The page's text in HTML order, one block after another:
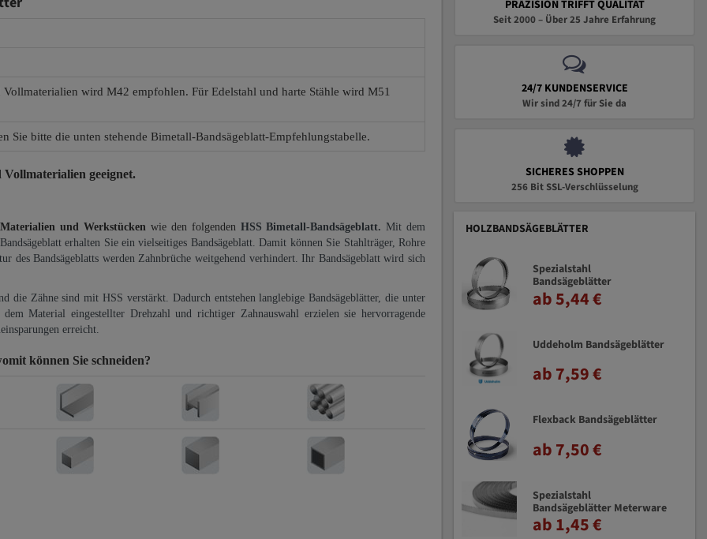
wird M42 empfohlen. Für Edelstahl und harte Stähle wird M51
Sie bitte die unten stehende Bimetall-Bandsägeblatt-Empfehlungstabelle.
geeignet.
und Werkstücken wie den folgenden HSS Bimetall-Bandsägeblatt. Mit dem
erhalten Sie ein vielseitiges Bandsägeblatt. Damit können Sie Stahlträger, Rohre
des Bandsägeblatts werden Zahnbrüche weitgehend verhindert. Ihr Bandsägeblatt wird sich
die Zähne sind mit HSS verstärkt. Dadurch entstehen langlebige Bandsägeblätter, die unter
Material eingestellter Drehzahl und richtiger Zahnauswahl erzielen sie hervorragende
erreicht.
können Sie schneiden?
PRÄZISION TRIFFT QUALITÄT
Seit 2000 – Über 25 Jahre Erfahrung
24/7 KUNDENSERVICE
Wir sind 24/7 für Sie da
SICHERES SHOPPEN
256 Bit SSL-Verschlüsselung
HOLZBANDSÄGEBLÄTTER
Spezialstahl
Bandsägeblätter
ab 5,44 €
Uddeholm Bandsägeblätter
ab 7,59 €
Flexback Bandsägeblätter
ab 7,50 €
Spezialstahl
Bandsägeblätter Meterware
ab 1,45 €